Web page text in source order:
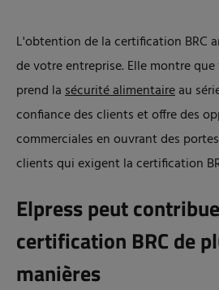
L'obtention de la certification BRC
de votre entreprise. Elle montre
prend lasécurité alimentaireau
confiance des clients et offre des
commerciales en ouvrant des
clients qui exigent la certification
Elpress peut
certification BRC de
manières